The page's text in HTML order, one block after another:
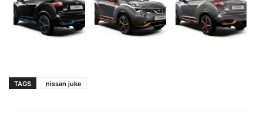
TAGS nissan juke